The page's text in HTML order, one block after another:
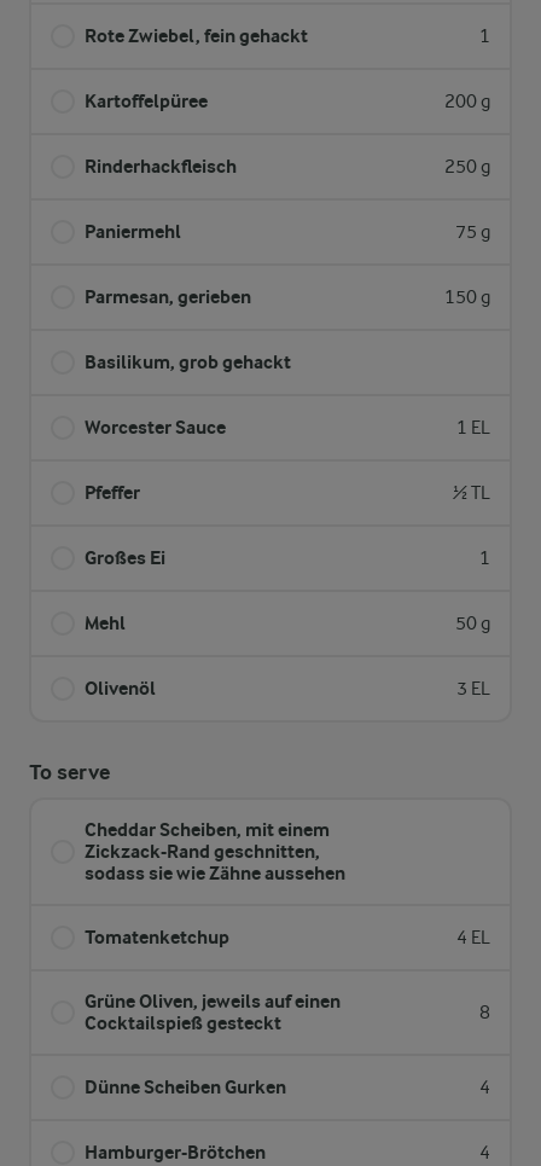
Rote Zwiebel, fein gehackt 1
Kartoffelpüree 200 g
Rinderhackfleisch 250 g
Paniermehl 75 g
Parmesan, gerieben 150 g
Basilikum, grob gehackt
Worcester Sauce 1 EL
Pfeffer ½ TL
Großes Ei 1
Mehl 50 g
Olivenöl 3 EL
To serve
Cheddar Scheiben, mit einem
Zickzack-Rand geschnitten,
sodass sie wie Zähne aussehen
Tomatenketchup 4 EL
Grüne Oliven, jeweils auf einen
Cocktailspieß gesteckt
8
Dünne Scheiben Gurken 4
Hamburger-Brötchen 4